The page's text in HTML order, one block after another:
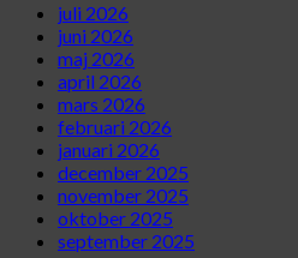
juli 2026
juni 2026
maj 2026
april 2026
mars 2026
februari 2026
januari 2026
december 2025
november 2025
oktober 2025
september 2025